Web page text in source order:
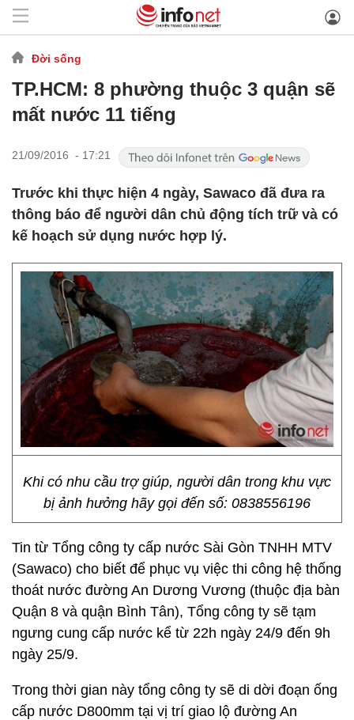
Đời sống
TP.HCM: 8 phường thuộc 3 quận sẽ
mất nước 11 tiếng
21/09/2016 - 17:21
Trước khi thực hiện 4 ngày, Sawaco đã đưa ra
thông báo để người dân chủ động tích trữ và có
kế hoạch sử dụng nước hợp lý.
Khi có nhu cầu trợ giúp, người dân trong khu vực
bị ảnh hưởng hãy gọi đến số: 0838556196
Tin từ Tổng công ty cấp nước Sài Gòn TNHH MTV
(Sawaco) cho biết để phục vụ việc thi công hệ thống
thoát nước đường An Dương Vương (thuộc địa bàn
Quận 8 và quận Bình Tân), Tổng công ty sẽ tạm
ngưng cung cấp nước kể từ 22h ngày 24/9 đến 9h
ngày 25/9.
Trong thời gian này tổng công ty sẽ di dời đoạn ống
cấp nước D800mm tại vị trí giao lộ đường An